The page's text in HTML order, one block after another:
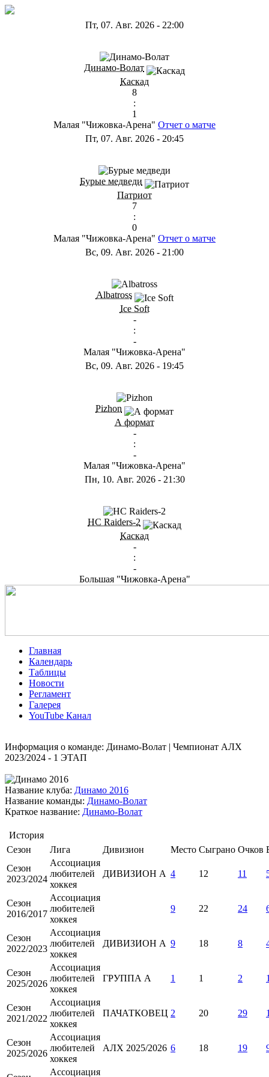
Пт, 07. Авг. 2026 - 22:00
Динамо-Волат
Каскад
8
:
1
Малая "Чижовка-Арена" Отчет о матче
Пт, 07. Авг. 2026 - 20:45
Бурые медведи
Патриот
7
:
0
Малая "Чижовка-Арена" Отчет о матче
Вс, 09. Авг. 2026 - 21:00
Albatross
Ice Soft
-
:
-
Малая "Чижовка-Арена"
Вс, 09. Авг. 2026 - 19:45
Pizhon
А формат
-
:
-
Малая "Чижовка-Арена"
Пн, 10. Авг. 2026- 21:30
HC Raiders-2
Каскад
-
:
-
Большая "Чижовка-Арена"
Главная
Календарь
Таблицы
Новости
Регламент
Галерея
YouTube Канал
Информация о команде: Динамо-Волат | Чемпионат АЛХ
2023/2024 - 1 ЭТАП
Название клуба: Динамо 2016
Название команды: Динамо-Волат
Краткое название: Динамо-Волат
История
Сезон
Лига Дивизион Место Сыграно Очков
Сезон
2023/2024
Ассоциация
любителей
хоккея
ДИВИЗИОН А 4 12 11
Сезон
2016/2017
Ассоциация
любителей
хоккея
9 22 24
Сезон
2022/2023
Ассоциация
любителей
хоккея
ДИВИЗИОН А 9 18 8
Сезон
2025/2026
Ассоциация
любителей
хоккея
ГРУППА А 1 1 2
Сезон
2021/2022
Ассоциация
любителей
хоккея
ПАЧАТКОВЕЦ 2 20 29
Сезон
2025/2026
Ассоциация
любителей
хоккея
АЛХ 2025/2026 6 18 19
Ассоциация